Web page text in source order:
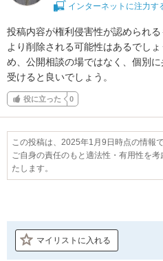
インターネットに注力す
投稿内容が権利侵害性が認められ
より削除される可能性はあるでし
め、公開相談の場ではなく、個別
受けると良いでしょう。
役に立った 0
この投稿は、2025年1月9日時点の情報で
ご自身の責任のもと適法性・有用性を
たします。
マイリストに入れる